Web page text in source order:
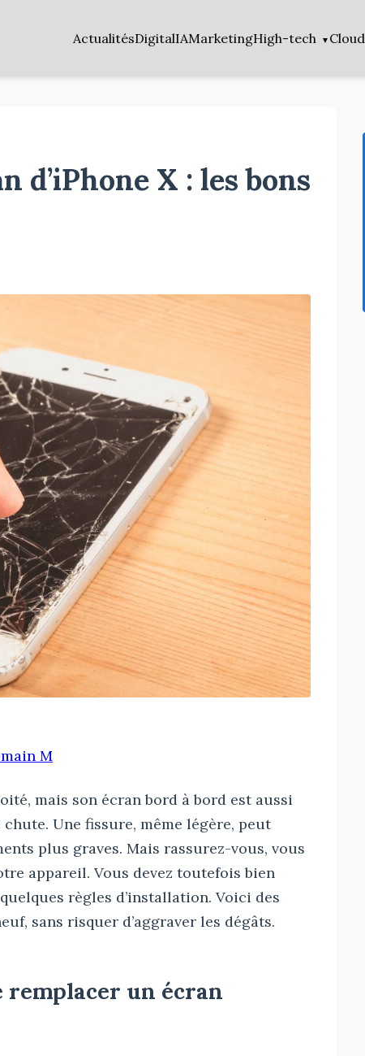
ActualitésDigitalIAMarketingHigh-tech Cloud
d’iPhone X : les bons
M
mais son écran bord à bord est aussi
chute. Une fissure, même légère, peut
plus graves. Mais rassurez-vous, vous
appareil. Vous devez toutefois bien
règles d’installation. Voici des
sans risquer d’aggraver les dégâts.
remplacer un écran